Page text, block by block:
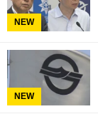
NEW
NEW